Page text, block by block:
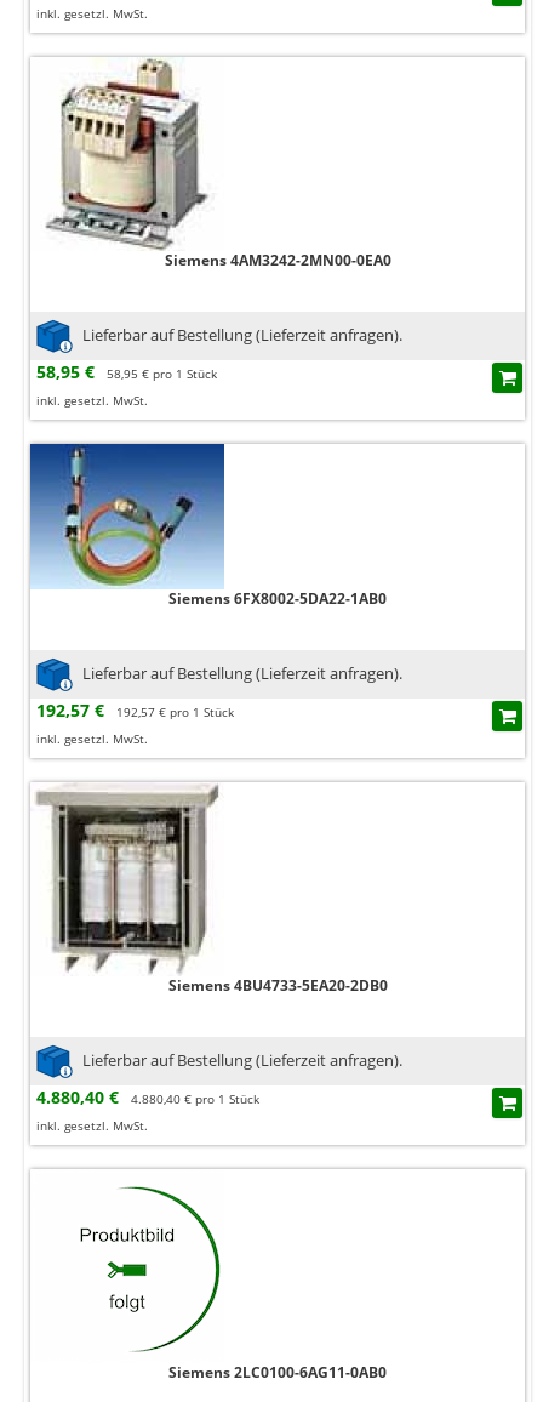
inkl. gesetzl. MwSt.
Siemens 4AM3242-2MN00-0EA0
Lieferbar auf Bestellung (Lieferzeit anfragen).
58,95 €
58,95 € pro 1 Stück
inkl. gesetzl. MwSt.
Siemens 6FX8002-5DA22-1AB0
Lieferbar auf Bestellung (Lieferzeit anfragen).
192,57 €
192,57 € pro 1 Stück
inkl. gesetzl. MwSt.
Siemens 4BU4733-5EA20-2DB0
Lieferbar auf Bestellung (Lieferzeit anfragen).
4.880,40 €
4.880,40 € pro 1 Stück
inkl. gesetzl. MwSt.
Siemens 2LC0100-6AG11-0AB0